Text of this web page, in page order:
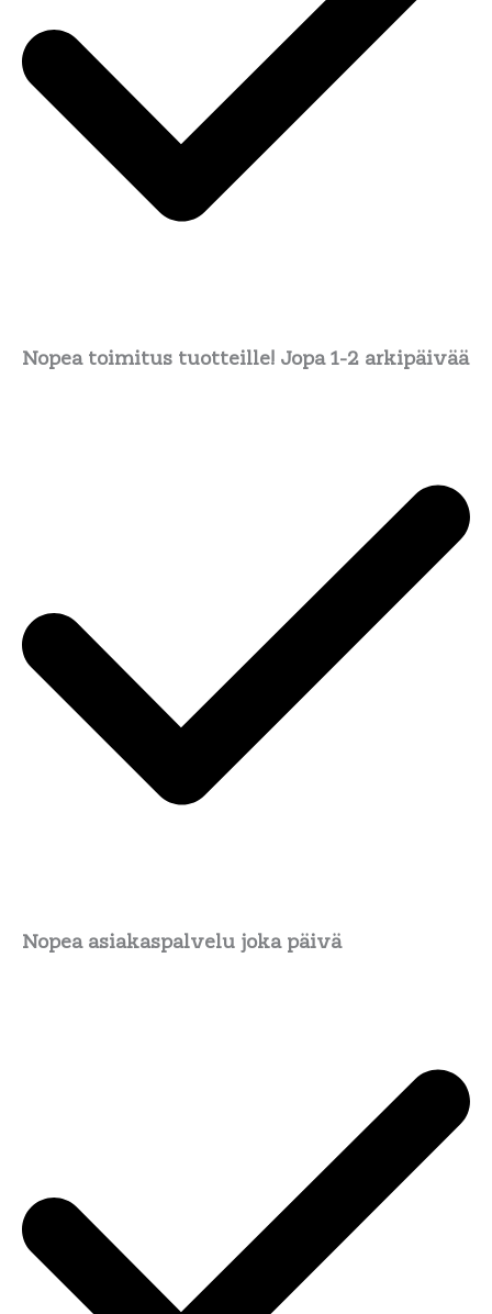
Nopea toimitus tuotteille! Jopa 1-2 arkipäivää
Nopea asiakaspalvelu joka päivä